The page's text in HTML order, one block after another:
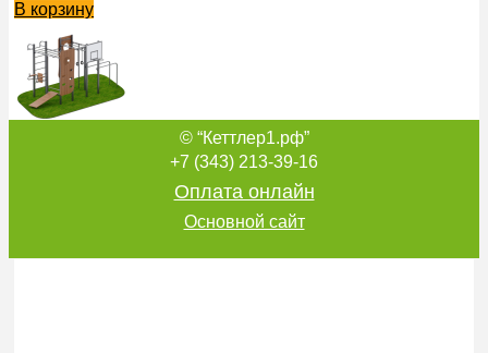
В корзину
Спортивный комплекс Аргос Sabirgym SGWOK301 для
© “Кеттлер1.рф”
+7 (343) 213-39-16
Оплата онлайн
Основной сайт